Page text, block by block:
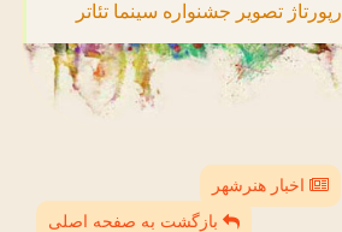
رپورتاژ تصویر جشنواره سینما تئاتر
اخبار هنرشهر
بازگشت به صفحه اصلی